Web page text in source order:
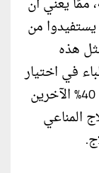
من
هذه
في اختيار
المرضى للعلاج، بينما يمكن علاج نسبة 40% الآخرين
المناعي